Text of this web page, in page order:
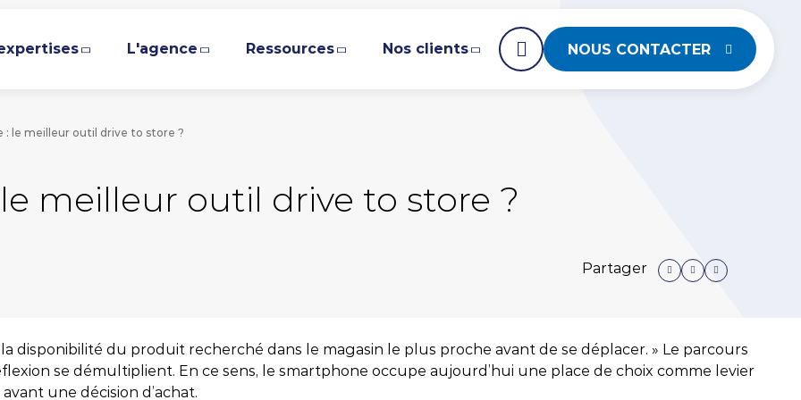
ACCÉDER DIRECTEMENT AU CONTENU PRINCIPAL
SEA, Media & Social Ads
Analytics & Conversion
Google Analytics
Audit GEO & LLM
Améliorez
visibilité sur
les moteurs
L'agence
de nous
rejoindre
Paris
Nice
Pimentez votre stratégie Content Marketing
avec notre agence Black Pepper
Ressources
d’expert.e.s
More Traffic More Business n°9
Nos clients NOUS CONTACTER
DIRECTEMENT AVANT LE DÉBUT DE LA NAVIGATION
: le meilleur outil drive to store ?
le meilleur outil drive to store ?
Partager
disponibilité du produit recherché dans le magasin le plus proche avant de se déplacer. » Le parcours
se démultiplient. En ce sens, le smartphone occupe aujourd’hui une place de choix comme levier
une décision d’achat.